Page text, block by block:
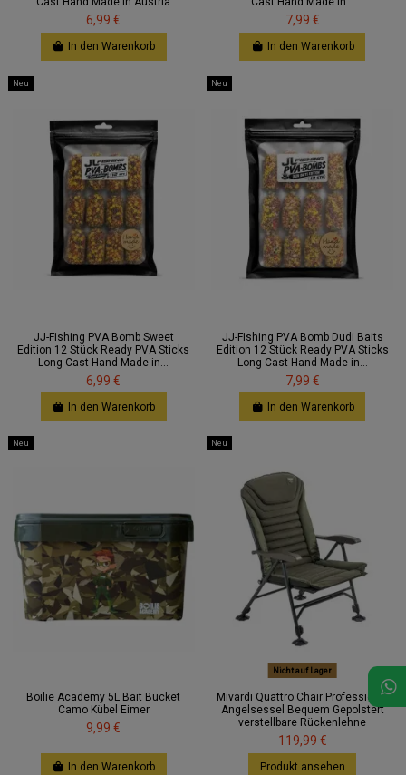
6,99 €
In den Warenkorb
7,99 €
In den Warenkorb
Neu
JJ-Fishing PVA Bomb Sweet
Edition 12 Stück Ready PVA Sticks
Long Cast Hand Made in...
6,99 €
In den Warenkorb
Neu
JJ-Fishing PVA Bomb Dudi Baits
Edition 12 Stück Ready PVA Sticks
Long Cast Hand Made in...
7,99 €
In den Warenkorb
Neu
Boilie Academy 5L Bait Bucket
Camo Kübel Eimer
9,99 €
In den Warenkorb
Neu
Nicht auf Lager
Mivardi Quattro Chair Professional
Angelsessel Bequem Gepolstert
verstellbare Rückenlehne
119,99 €
Produkt ansehen